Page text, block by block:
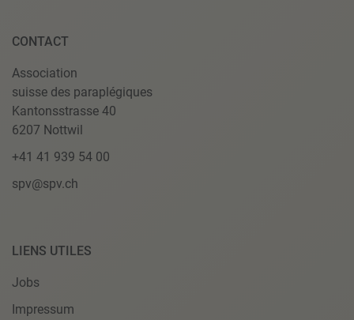
CONTACT
Association
suisse des paraplégiques
Kantonsstrasse 40
6207 Nottwil
+41 41 939 54 00
spv@spv.ch
LIENS UTILES
Jobs
Impressum